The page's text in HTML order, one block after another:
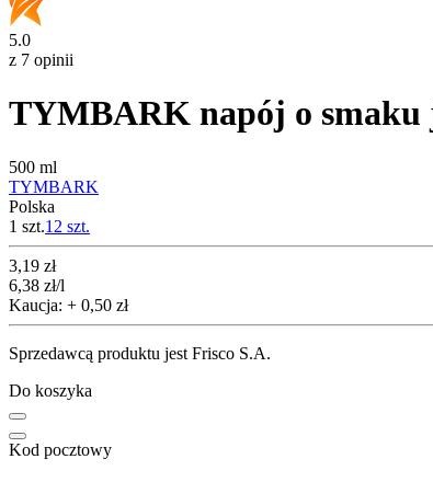
5.0
z 7 opinii
TYMBARK napój o smaku
500 ml
TYMBARK
Polska
1 szt.12 szt.
Cena
3,19 zł
6,38 zł/l
Kaucja: + 0,50 zł
Sprzedawcą produktu jest Frisco S.A.
Do koszyka
Kod pocztowy